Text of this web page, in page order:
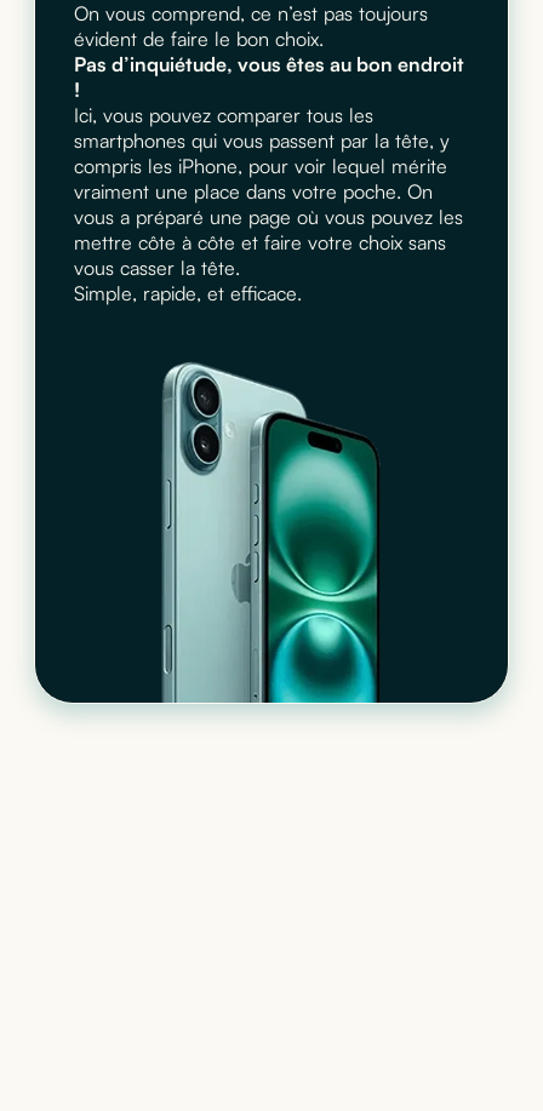
On vous comprend, ce n’est pas toujours
évident de faire le bon choix.
Pas d’inquiétude, vous êtes au bon endroit
!
Ici, vous pouvez comparer tous les
smartphones qui vous passent par la tête, y
compris les iPhone, pour voir lequel mérite
vraiment une place dans votre poche. On
vous a préparé une page où vous pouvez les
mettre côte à côte et faire votre choix sans
vous casser la tête.
Simple, rapide, et efficace.